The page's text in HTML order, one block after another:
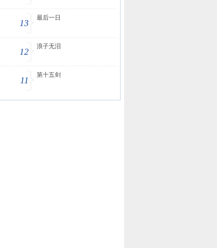
13
最后一日
12
浪子无泪
11
第十五剑